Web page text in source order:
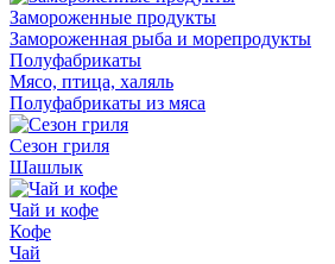
Замороженные продукты
Замороженная рыба и морепродукты
Полуфабрикаты
Мясо, птица, халяль
Полуфабрикаты из мяса
Сезон гриля
Шашлык
Чай и кофе
Кофе
Чай